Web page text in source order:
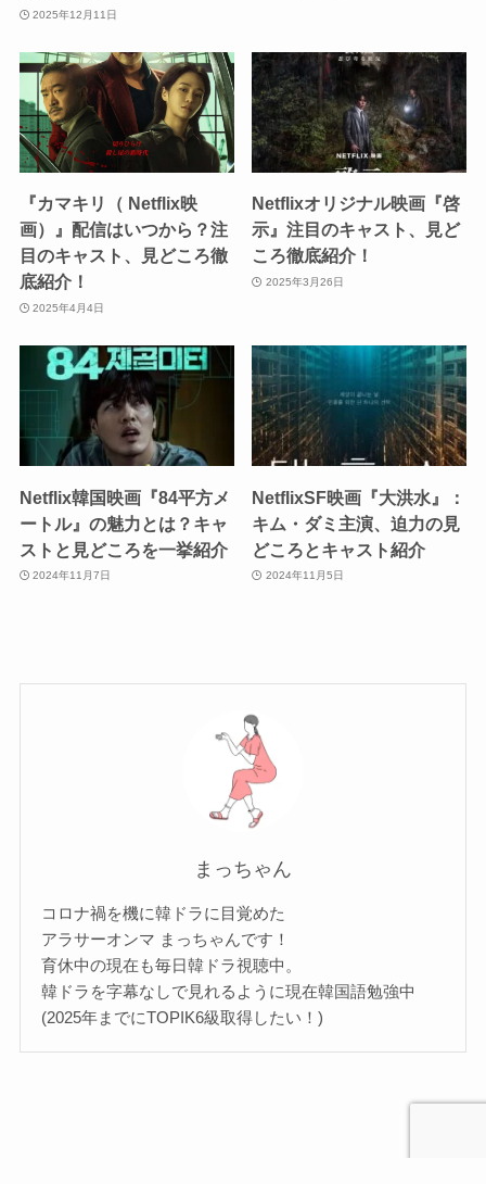
2025年12月11日
『カマキリ（ Netflix映
画）』配信はいつから？注
目のキャスト、見どころ徹
底紹介！
2025年4月4日
Netflixオリジナル映画『啓
示』注目のキャスト、見ど
ころ徹底紹介！
2025年3月26日
Netflix韓国映画『84平方メ
ートル』の魅力とは？キャ
ストと見どころを一挙紹介
2024年11月7日
NetflixSF映画『大洪水』：
キム・ダミ主演、迫力の見
どころとキャスト紹介
2024年11月5日
まっちゃん
コロナ禍を機に韓ドラに目覚めた
アラサーオンマ まっちゃんです！
育休中の現在も毎日韓ドラ視聴中。
韓ドラを字幕なしで見れるように現在韓国語勉強中
(2025年までにTOPIK6級取得したい！)